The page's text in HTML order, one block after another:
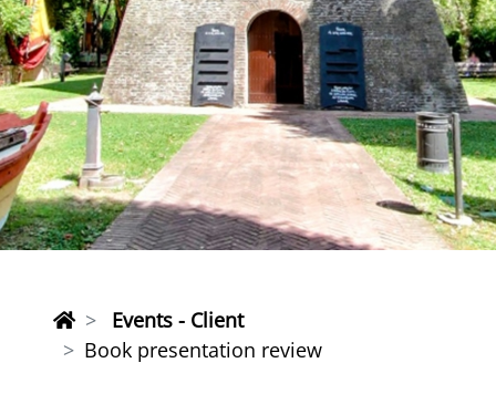
Events - Client
Book presentation review